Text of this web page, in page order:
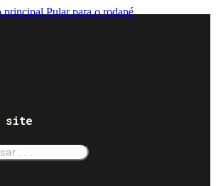
principal Pular para o rodapé
site